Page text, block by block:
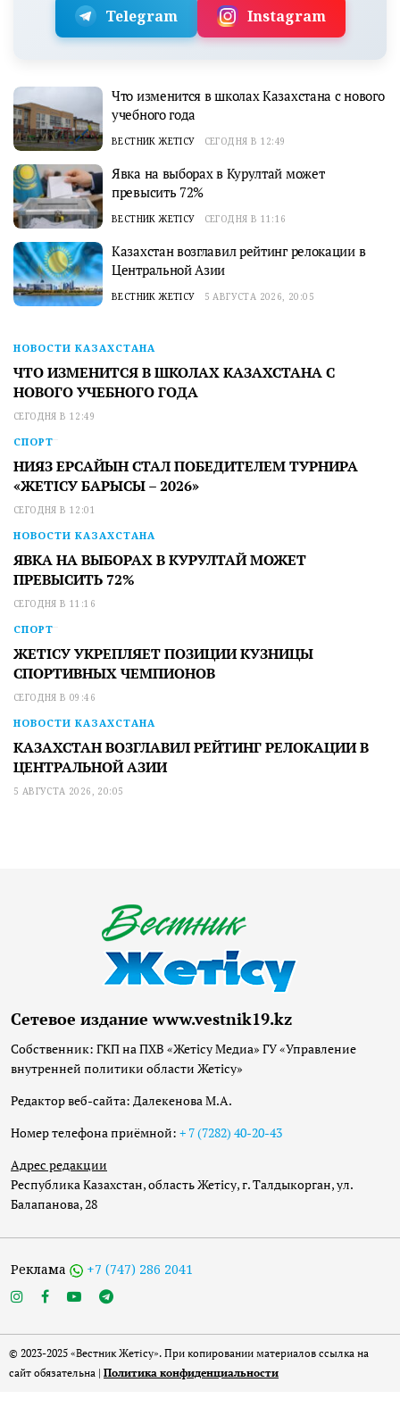
Telegram Instagram
Что изменится в школах Казахстана с нового
учебного года
ВЕСТНИК ЖЕТІСУ СЕГОДНЯ В 12:49
Явка на выборах в Курултай может
превысить 72%
ВЕСТНИК ЖЕТІСУ СЕГОДНЯ В 11:16
Казахстан возглавил рейтинг релокации в
Центральной Азии
ВЕСТНИК ЖЕТІСУ 5 АВГУСТА 2026, 20:05
НОВОСТИ КАЗАХСТАНА
ЧТО ИЗМЕНИТСЯ В ШКОЛАХ КАЗАХСТАНА С
НОВОГО УЧЕБНОГО ГОДА
СЕГОДНЯ В 12:49
СПОРТ
НИЯЗ ЕРСАЙЫН СТАЛ ПОБЕДИТЕЛЕМ ТУРНИРА
«ЖЕТІСУ БАРЫСЫ – 2026»
СЕГОДНЯ В 12:01
НОВОСТИ КАЗАХСТАНА
ЯВКА НА ВЫБОРАХ В КУРУЛТАЙ МОЖЕТ
ПРЕВЫСИТЬ 72%
СЕГОДНЯ В 11:16
СПОРТ
ЖЕТІСУ УКРЕПЛЯЕТ ПОЗИЦИИ КУЗНИЦЫ
СПОРТИВНЫХ ЧЕМПИОНОВ
СЕГОДНЯ В 09:46
НОВОСТИ КАЗАХСТАНА
КАЗАХСТАН ВОЗГЛАВИЛ РЕЙТИНГ РЕЛОКАЦИИ В
ЦЕНТРАЛЬНОЙ АЗИИ
5 АВГУСТА 2026, 20:05
Сетевое издание www.vestnik19.kz
Собственник: ГКП на ПХВ «Жетісу Медиа» ГУ «Управление
внутренней политики области Жетісу»
Редактор веб-сайта: Далекенова М.А.
Номер телефона приёмной: + 7 (7282) 40-20-43
Адрес редакции
Республика Казахстан, область Жетісу, г. Талдыкорган, ул.
Балапанова, 28
Реклама +7 (747) 286 2041
© 2023-2025 «Вестник Жетісу». При копировании материалов ссылка на
сайт обязательна | Политика конфиденциальности